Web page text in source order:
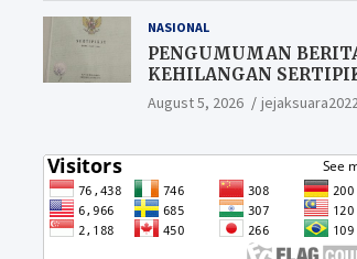
NASIONAL
PENGUMUMAN
KEHILANGAN
MILIK (SHM).
August 5, 2026